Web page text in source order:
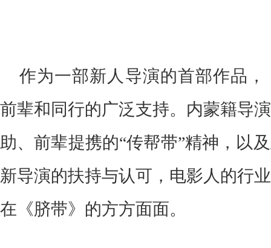
作为一部新人导演的首部作品
前辈和同行的广泛支持。内蒙籍导
助、前辈提携的“传帮带”精神，以
新导演的扶持与认可，电影人的行
在《脐带》的方方面面。